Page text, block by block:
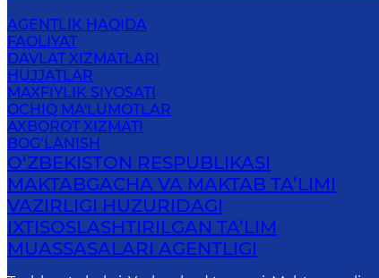
AGENTLIK HAQIDA
FAOLIYAT
DAVLAT XIZMATLARI
HUJJATLAR
MAXFIYLIK SIYOSATI
OCHIQ MA'LUMOTLAR
AXBOROT XIZMATI
BOG‘LANISH
O‘ZBEKISTON RESPUBLIKASI
MAKTABGACHA VA MAKTAB TA’LIMI
VAZIRLIGI HUZURIDAGI
IXTISOSLASHTIRILGAN TA’LIM
MUASSASALARI AGENTLIGI